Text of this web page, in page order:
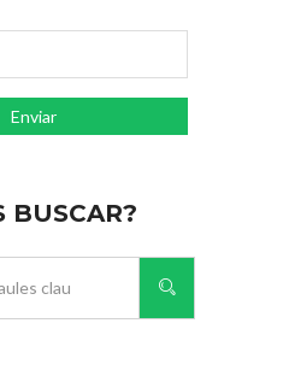
BUSCAR?